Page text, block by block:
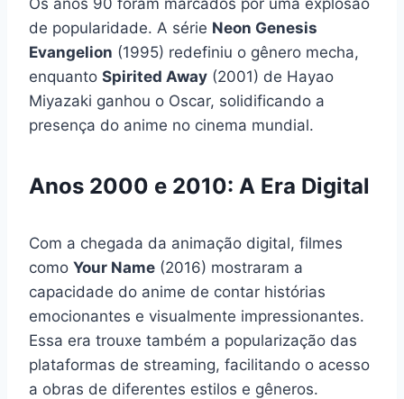
de popularidade. A série Neon Genesis
Evangelion (1995) redefiniu o gênero mecha,
enquanto Spirited Away (2001) de Hayao
Miyazaki ganhou o Oscar, solidificando a
presença do anime no cinema mundial.
Anos 2000 e 2010: A Era Digital
Com a chegada da animação digital, filmes
como Your Name (2016) mostraram a
capacidade do anime de contar histórias
emocionantes e visualmente impressionantes.
Essa era trouxe também a popularização das
plataformas de streaming, facilitando o acesso
a obras de diferentes estilos e gêneros.